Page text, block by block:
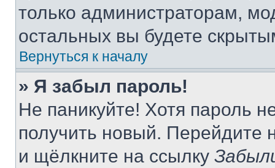
только администраторам,
остальных вы будете
Вернуться к началу
» Я забыл пароль!
Не паникуйте! Хотя пароль
получить новый. Перейдите
и щёлкните на ссылку